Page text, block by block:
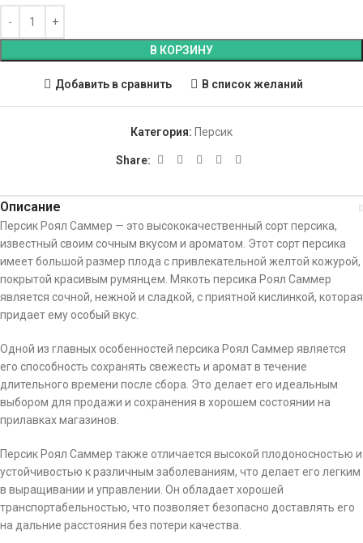
В КОРЗИНУ
Добавить в сравнить В список желаний
Категория: Персик
Share:
Описание
Персик Роял Саммер — это высококачественный сорт персика,
известный своим сочным вкусом и ароматом. Этот сорт персика
имеет большой размер плода с привлекательной желтой кожурой,
покрытой красивым румянцем. Мякоть персика Роял Саммер
является сочной, нежной и сладкой, с приятной кислинкой, которая
придает ему особый вкус.
Одной из главных особенностей персика Роял Саммер является
его способность сохранять свежесть и аромат в течение
длительного времени после сбора. Это делает его идеальным
выбором для продажи и сохранения в хорошем состоянии на
прилавках магазинов.
Персик Роял Саммер также отличается высокой плодоносностью и
устойчивостью к различным заболеваниям, что делает его легким
в выращивании и управлении. Он обладает хорошей
транспортабельностью, что позволяет безопасно доставлять его
на дальние расстояния без потери качества.